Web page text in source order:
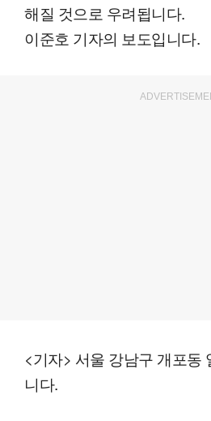
해질 것으로 우려됩니다.
이준호 기자의 보도입니다.
<기자> 서울 강남구 개포동
니다.